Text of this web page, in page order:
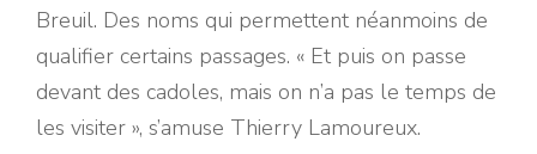
Breuil. Des noms qui permettent néanmoins de
qualifier certains passages. « Et puis on passe
devant des cadoles, mais on n’a pas le temps de
les visiter », s’amuse Thierry Lamoureux.